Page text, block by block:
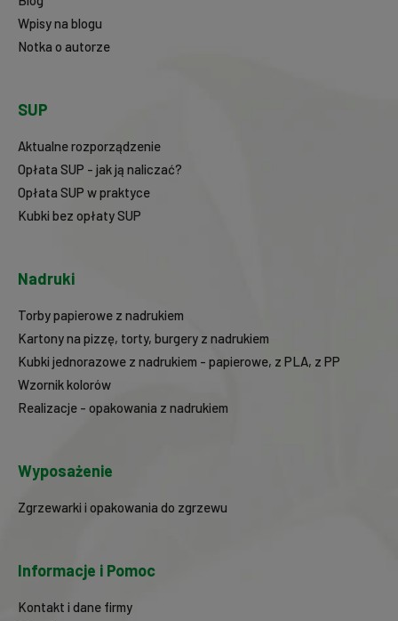
Wpisy na blogu
Notka o autorze
SUP
Aktualne rozporządzenie
Opłata SUP - jak ją naliczać?
Opłata SUP w praktyce
Kubki bez opłaty SUP
Nadruki
Torby papierowe z nadrukiem
Kartony na pizzę, torty, burgery z nadrukiem
Kubki jednorazowe z nadrukiem - papierowe, z PLA, z PP
Wzornik kolorów
Realizacje - opakowania z nadrukiem
Wyposażenie
Zgrzewarki i opakowania do zgrzewu
Informacje i Pomoc
Kontakt i dane firmy